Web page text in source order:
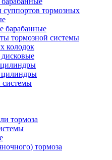
тормозных
барабанные
тормозной системы
колодок
цилиндры
цилиндры
системы
тормоза
тормоза